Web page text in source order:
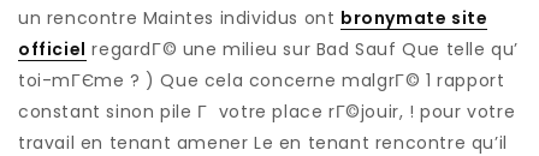
un rencontre Maintes individus ont bronymate site
officiel regardГ© une milieu sur Bad Sauf Que telle qu’
toi-mГЄme ? ) Que cela concerne malgrГ© 1 rapport
constant sinon pile Г votre place rГ©jouir, ! pour votre
travail en tenant amener Le en tenant rencontre qu’il